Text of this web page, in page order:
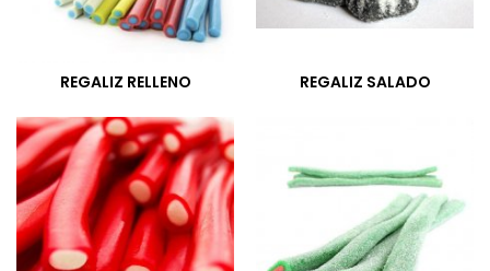
REGALIZ RELLENO REGALIZ SALADO